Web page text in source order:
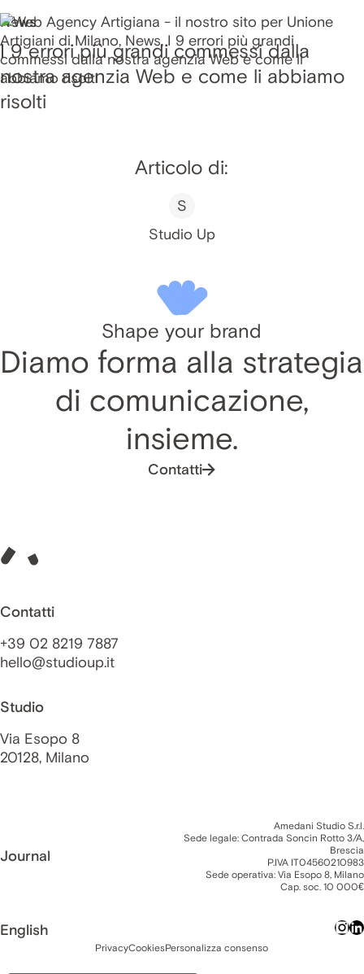
News
I 9 errori più grandi commessi dalla
nostra agenzia Web e come li abbiamo
risolti
Articolo di:
S
Studio Up
Shape your brand
Diamo forma alla strategia
di comunicazione,
insieme.
Contatti
Contatti
+39 02 8219 7887
hello@studioup.it
Studio
Via Esopo 8
20128, Milano
Journal
Amedani Studio S.r.l.
Sede legale: Contrada Soncin Rotto 3/A,
Brescia
P.IVA IT04560210983
Sede operativa: Via Esopo 8, Milano
Cap. soc. 10 000€
English
PrivacyCookiesPersonalizza consenso